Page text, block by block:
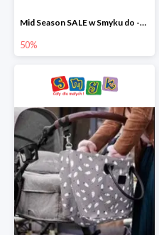
Mid Season SALE w Smyku do -50%
50%